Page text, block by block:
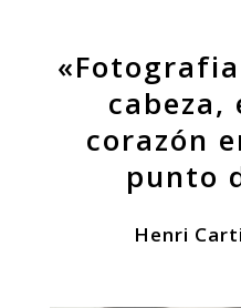
cabeza,
corazón
punto
Henri